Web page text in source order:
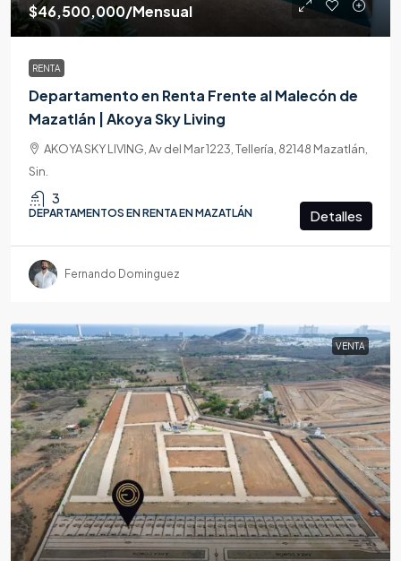
$46,500,000/Mensual
RENTA
Departamento en Renta Frente al Malecón de
Mazatlán | Akoya Sky Living
AKOYA SKY LIVING, Av del Mar 1223, Tellería, 82148 Mazatlán,
Sin.
3
DEPARTAMENTOS EN RENTA EN MAZATLÁN Detalles
Fernando Dominguez
VENTA